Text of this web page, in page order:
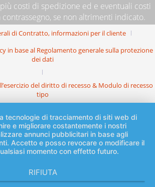
costi di spedizione ed e eventuali costi
se non altrimenti indicato.
di Contratto, informazioni per il cliente
in base al Regolamento generale sulla protezione
dei dati
del diritto di recesso & Modulo di recesso
tipo
tecnologie di tracciamento di siti web di
e migliorare costantemente i nostri
annunci pubblicitari in base agli
Accetto e posso revocare o modificare il
momento con effetto futuro.
RIFIUTA